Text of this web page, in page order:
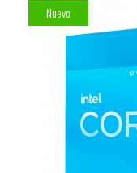
Nuevo